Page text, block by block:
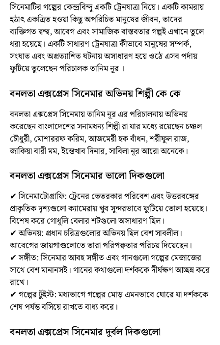
সিনেমাটিরগল্পের কেন্দ্রবিন্দু একটি ট্রেনযাত্রা নিয়ে। একটি কামরায়
হঠাৎ একত্রিত হওয়া কিছু অপরিচিত মানুষের জীবন, তাদের
ব্যক্তিগত দ্বন্দ্ব, আবেগ এবং সামাজিক বাস্তবতার গল্পই এখানে তুলে
ধরা হয়েছে। একটি সাধারণ ট্রেনযাত্রা কীভাবে মানুষের সম্পর্ক,
সংঘাত এবং অপ্রত্যাশিত ঘটনায় অসাধারণ হয়ে ওঠে এসব পর্দায়
ফুটিয়ে তুলেছেন পরিচালক তানিম নূর ।
বনলতা এক্সপ্রেস সিনেমার অভিনয় শিল্পী কে কে
বনলতা এক্সপ্রেস সিনেমায় তানিম নূর এর পরিচালনায় অভিনয়
করেছেন বাংলাদেশের সনামধন্য শিল্পী রা যার মধ্যে রয়েছেন চঞ্চল
চৌধুরী, মোশাররফ করিম, আজমেরী হক বাঁধন, শরীফুল রাজ,
জাকিয়া বারী মম, ইন্তেখাব দিনার, সাবিলা নূর আরো অনেকে।
বনলতা এক্সপ্রেস সিনেমার ভালো দিকগুলো
✔ সিনেমাটোগ্রাফি: ট্রেনের ভেতরকার পরিবেশ এবং উত্তরবঙ্গের
প্রাকৃতিক দৃশ্যগুলো ক্যামেরায় খুব সুন্দরভাবে ফুটিয়ে তোলা হয়েছে।
বিশেষ করে গোধূলি বেলার শটগুলো অসাধারণ ছিল।
✔ অভিনয়: প্রধান চরিত্রগুলোর অভিনয় ছিল বেশ সাবলীল।
আবেগের জায়গাগুলোতে তারা পরিপক্বতার পরিচয় দিয়েছেন।
✔ সঙ্গীত: সিনেমার আবহ সঙ্গীত এবং গানগুলো গল্পের মেজাজের
সাথে বেশ মানানসই। গানের কথাগুলো দর্শককে দীর্ঘক্ষণ আচ্ছন্ন করে
রাখে।
✔ গল্পের টুইস্ট: মধ্যভাগে গল্পের মোড় এমনভাবে ঘোরে যা দর্শককে
শেষ পর্যন্ত বসিয়ে রাখতে বাধ্য করে।
বনলতা এক্সপ্রেস সিনেমার দুর্বল দিকগুলো